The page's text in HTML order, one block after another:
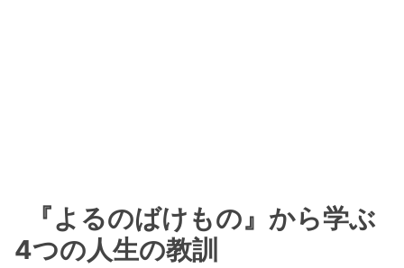
『よるのばけもの』から学ぶ
4つの人生の教訓